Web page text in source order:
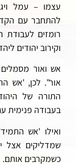
עצמו – עמל
להתחבר עם
רומזים
וקירוב יהודים
אש ואור
אור". לכן, 'אש
התורה של
בעבודה פנימית
ואילו 'אש
שמדליקים אצל
כשמקרבים אותם.